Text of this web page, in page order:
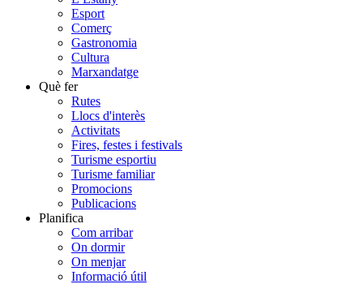
Esport
Comerç
Gastronomia
Cultura
Marxandatge
Què fer
Rutes
Llocs d'interès
Activitats
Fires, festes i festivals
Turisme esportiu
Turisme familiar
Promocions
Publicacions
Planifica
Com arribar
On dormir
On menjar
Informació útil